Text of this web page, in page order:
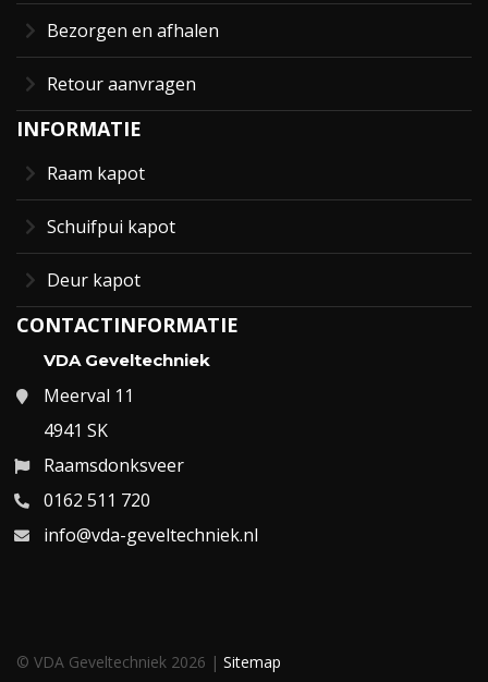
Bezorgen en afhalen
Retour aanvragen
INFORMATIE
Raam kapot
Schuifpui kapot
Deur kapot
CONTACTINFORMATIE
VDA Geveltechniek
Meerval 11
4941 SK
Raamsdonksveer
0162 511 720
info@vda-geveltechniek.nl
© VDA Geveltechniek 2026 | Sitemap